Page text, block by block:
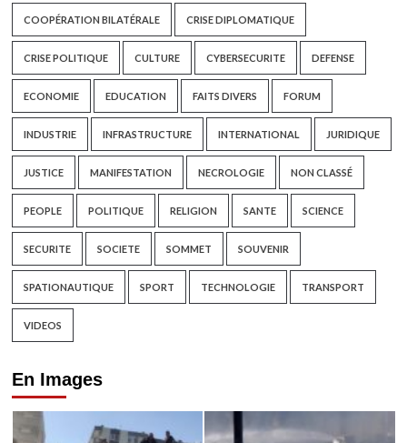
COOPÉRATION BILATÉRALE CRISE DIPLOMATIQUE
CRISE POLITIQUE CULTURE CYBERSECURITE DEFENSE
ECONOMIE EDUCATION FAITS DIVERS FORUM
INDUSTRIE INFRASTRUCTURE INTERNATIONAL JURIDIQUE
JUSTICE MANIFESTATION NECROLOGIE NON CLASSÉ
PEOPLE POLITIQUE RELIGION SANTE SCIENCE
SECURITE SOCIETE SOMMET SOUVENIR
SPATIONAUTIQUE SPORT TECHNOLOGIE TRANSPORT
VIDEOS
En Images